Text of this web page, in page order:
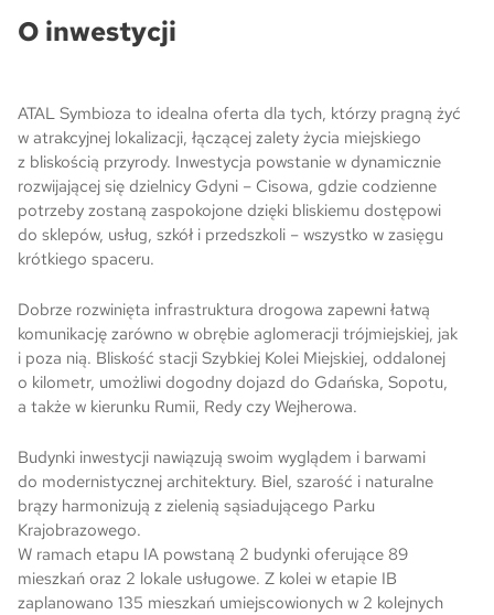
O inwestycji
ATAL Symbioza to idealna oferta dla tych, którzy pragną żyć
w atrakcyjnej lokalizacji, łączącej zalety życia miejskiego
z bliskością przyrody. Inwestycja powstanie w dynamicznie
rozwijającej się dzielnicy Gdyni – Cisowa, gdzie codzienne
potrzeby zostaną zaspokojone dzięki bliskiemu dostępowi
do sklepów, usług, szkół i przedszkoli – wszystko w zasięgu
krótkiego spaceru.
Dobrze rozwinięta infrastruktura drogowa zapewni łatwą
komunikację zarówno w obrębie aglomeracji trójmiejskiej, jak
i poza nią. Bliskość stacji Szybkiej Kolei Miejskiej, oddalonej
o kilometr, umożliwi dogodny dojazd do Gdańska, Sopotu,
a także w kierunku Rumii, Redy czy Wejherowa.
Budynki inwestycji nawiązują swoim wyglądem i barwami
do modernistycznej architektury. Biel, szarość i naturalne
brązy harmonizują z zielenią sąsiadującego Parku
Krajobrazowego.
W ramach etapu IA powstaną 2 budynki oferujące 89
mieszkań oraz 2 lokale usługowe. Z kolei w etapie IB
zaplanowano 135 mieszkań umiejscowionych w 2 kolejnych
Skwer Witosa w Piastowie